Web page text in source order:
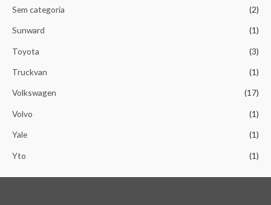
Sem categoria (2)
Sunward (1)
Toyota (3)
Truckvan (1)
Volkswagen (17)
Volvo (1)
Yale (1)
Yto (1)